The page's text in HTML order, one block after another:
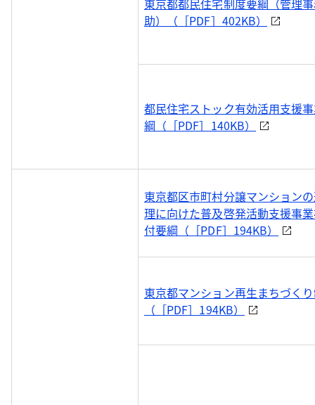
東京都都民住宅制度要綱（管理
助）（［PDF］402KB）
都民住宅ストック有効活用支援
綱（［PDF］140KB）
東京都区市町村分譲マンション
理に向けた普及啓発活動支援事
付要綱（［PDF］194KB）
東京都マンション再生まちづく
（［PDF］194KB）